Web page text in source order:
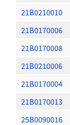
21B0210010
21B0170006
21B0170008
21B0210006
21B0170004
21B0170013
25B0090016